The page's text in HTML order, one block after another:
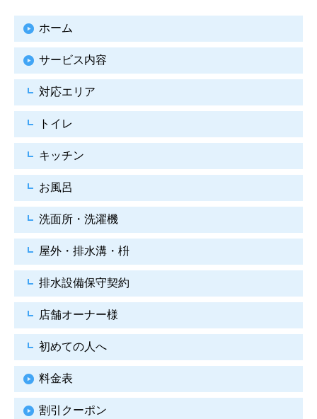
ホーム
サービス内容
対応エリア
トイレ
キッチン
お風呂
洗面所・洗濯機
屋外・排水溝・枡
排水設備保守契約
店舗オーナー様
初めての人へ
料金表
割引クーポン